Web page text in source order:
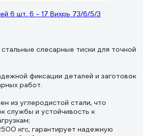
6 шт. 6 - 17 Вихрь 73/6/5/3
слесарные тиски для точной
фиксации деталей и заготовок
работ.
из углеродистой стали, что
службы и устойчивость к
кгс, гарантирует надежную